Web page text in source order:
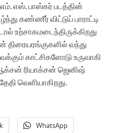
எம். எஸ். பாஸ்கர் படத்தின்
கண்ணீர் விட்டுப் பாராட்டி
உற்சாகமடைந்திருக்கிறது
திரையரங்குகளில் வந்து
காட்சிகளோடு உருவாகி
,ஆக்சன் ரியாக்சன் ஜெனிஷ்
வெளியாகிறது.
WhatsApp